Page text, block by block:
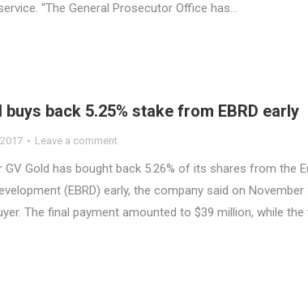
“The General Prosecutor Office has…
buys back 5.25% stake from EBRD early
Leave a comment
GV Gold has bought back 5.26% of its shares from the
(EBRD) early, the company said on November
The final payment amounted to $39 million, while